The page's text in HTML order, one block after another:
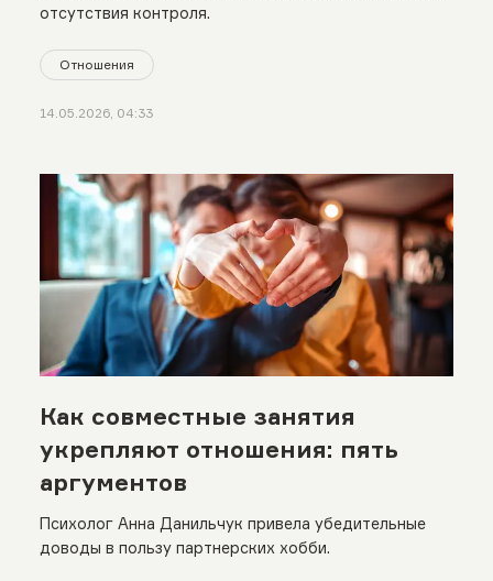
отсутствия контроля.
Отношения
14.05.2026, 04:33
Как совместные занятия
укрепляют отношения: пять
аргументов
Психолог Анна Данильчук привела убедительные
доводы в пользу партнерских хобби.